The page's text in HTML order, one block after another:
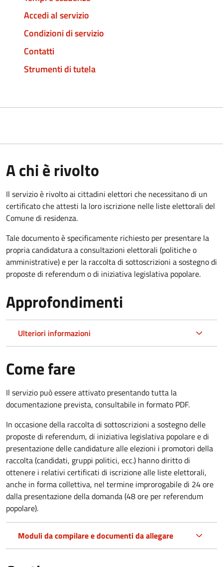
Accedi al servizio
Condizioni di servizio
Contatti
Strumenti di tutela
A chi è rivolto
Il servizio è rivolto ai cittadini elettori che necessitano di un
certificato che attesti la loro iscrizione nelle liste elettorali del
Comune di residenza.
Tale documento è specificamente richiesto per presentare la
propria candidatura a consultazioni elettorali (politiche o
amministrative) e per la raccolta di sottoscrizioni a sostegno di
proposte di referendum o di iniziativa legislativa popolare.
Approfondimenti
Ulteriori informazioni
Come fare
Il servizio può essere attivato presentando tutta la
documentazione prevista, consultabile in formato PDF.
In occasione della raccolta di sottoscrizioni a sostegno delle
proposte di referendum, di iniziativa legislativa popolare e di
presentazione delle candidature alle elezioni i promotori della
raccolta (candidati, gruppi politici, ecc.) hanno diritto di
ottenere i relativi certificati di iscrizione alle liste elettorali,
anche in forma collettiva, nel termine improrogabile di 24 ore
dalla presentazione della domanda (48 ore per referendum
popolare).
Moduli da compilare e documenti da allegare